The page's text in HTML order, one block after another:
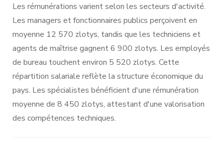
Les rémunérations varient selon les secteurs d'activité.
Les managers et fonctionnaires publics perçoivent en
moyenne 12 570 zlotys, tandis que les techniciens et
agents de maîtrise gagnent 6 900 zlotys. Les employés
de bureau touchent environ 5 520 zlotys. Cette
répartition salariale reflète la structure économique du
pays. Les spécialistes bénéficient d'une rémunération
moyenne de 8 450 zlotys, attestant d'une valorisation
des compétences techniques.